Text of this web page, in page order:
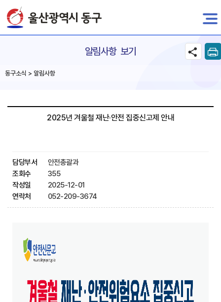
전자민원
알림사항 보기
동구소식 > 알림사항
2025년 겨울철 재난·안전 집중신고제 안내
담당부서
안전총괄과
조회수
355
작성일
2025-12-01
연락처
052-209-3674